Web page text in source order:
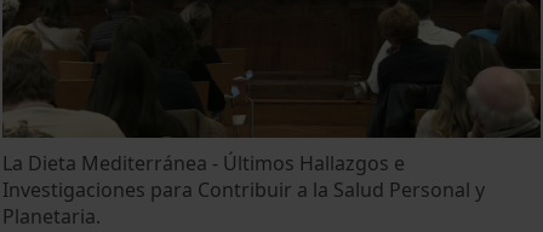
La Dieta Mediterránea - Últimos Hallazgos e
Investigaciones para Contribuir a la Salud Personal y
Planetaria.